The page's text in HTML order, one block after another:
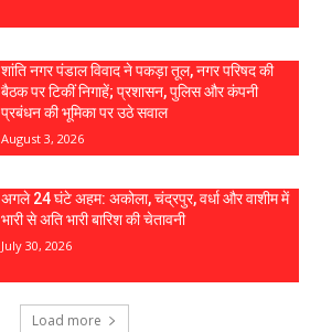
शांति नगर पंडाल विवाद ने पकड़ा तूल, नगर परिषद की
बैठक पर टिकीं निगाहें; प्रशासन, पुलिस और कंपनी
प्रबंधन की भूमिका पर उठे सवाल
August 3, 2026
अगले 24 घंटे अहम: अकोला, चंद्रपुर, वर्धा और वाशीम में
भारी से अति भारी बारिश की चेतावनी
July 30, 2026
Load more